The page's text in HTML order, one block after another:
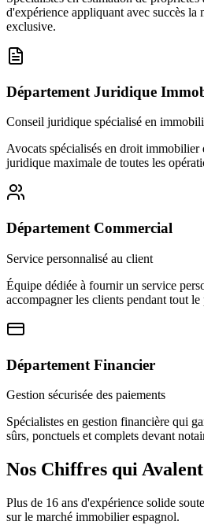
d'expérience appliquant avec succès la
exclusive.
Département Juridique
Conseil juridique spécialisé en
Avocats spécialisés en droit immobilier
juridique maximale de toutes les
Département Commercial
Service personnalisé au client
Équipe dédiée à fournir un service
accompagner les clients pendant tout le
Département Financier
Gestion sécurisée des paiements
Spécialistes en gestion financière qui
sûrs, ponctuels et complets devant
Nos Chiffres qui
Plus de 16 ans d'expérience solide
sur le marché immobilier espagnol.